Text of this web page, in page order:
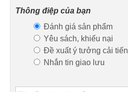
Thông điệp của bạn
Đánh giá sản phẩm
Yêu sách, khiếu nại
Đề xuất ý tưởng cải tiến
Nhắn tin giao lưu